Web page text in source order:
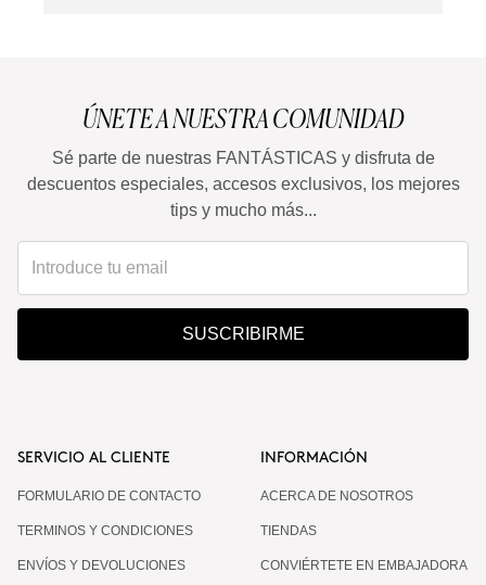
ÚNETE A NUESTRA COMUNIDAD
Sé parte de nuestras FANTÁSTICAS y disfruta de
descuentos especiales, accesos exclusivos, los mejores
tips y mucho más...
SUSCRIBIRME
SERVICIO AL CLIENTE
FORMULARIO DE CONTACTO
TERMINOS Y CONDICIONES
ENVÍOS Y DEVOLUCIONES
INFORMACIÓN
ACERCA DE NOSOTROS
TIENDAS
CONVIÉRTETE EN EMBAJADORA